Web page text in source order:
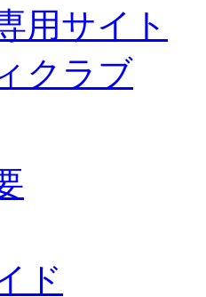
用サイト
クラブ
ド